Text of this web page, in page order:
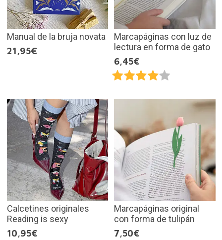
Manual de la bruja novata
21,95€
Marcapáginas con luz de
lectura en forma de gato
6,45€
Calcetines originales
Reading is sexy
10,95€
Marcapáginas original
con forma de tulipán
7,50€